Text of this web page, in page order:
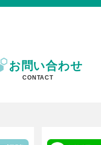
お問い合わせ
CONTACT